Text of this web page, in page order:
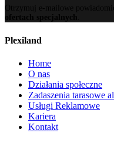
Otrzymuj e-mailowe
ofertach specjalnych
Plexiland
Home
O nas
Działania społeczne
Zadaszenia tarasowe
Usługi Reklamowe
Kariera
Kontakt